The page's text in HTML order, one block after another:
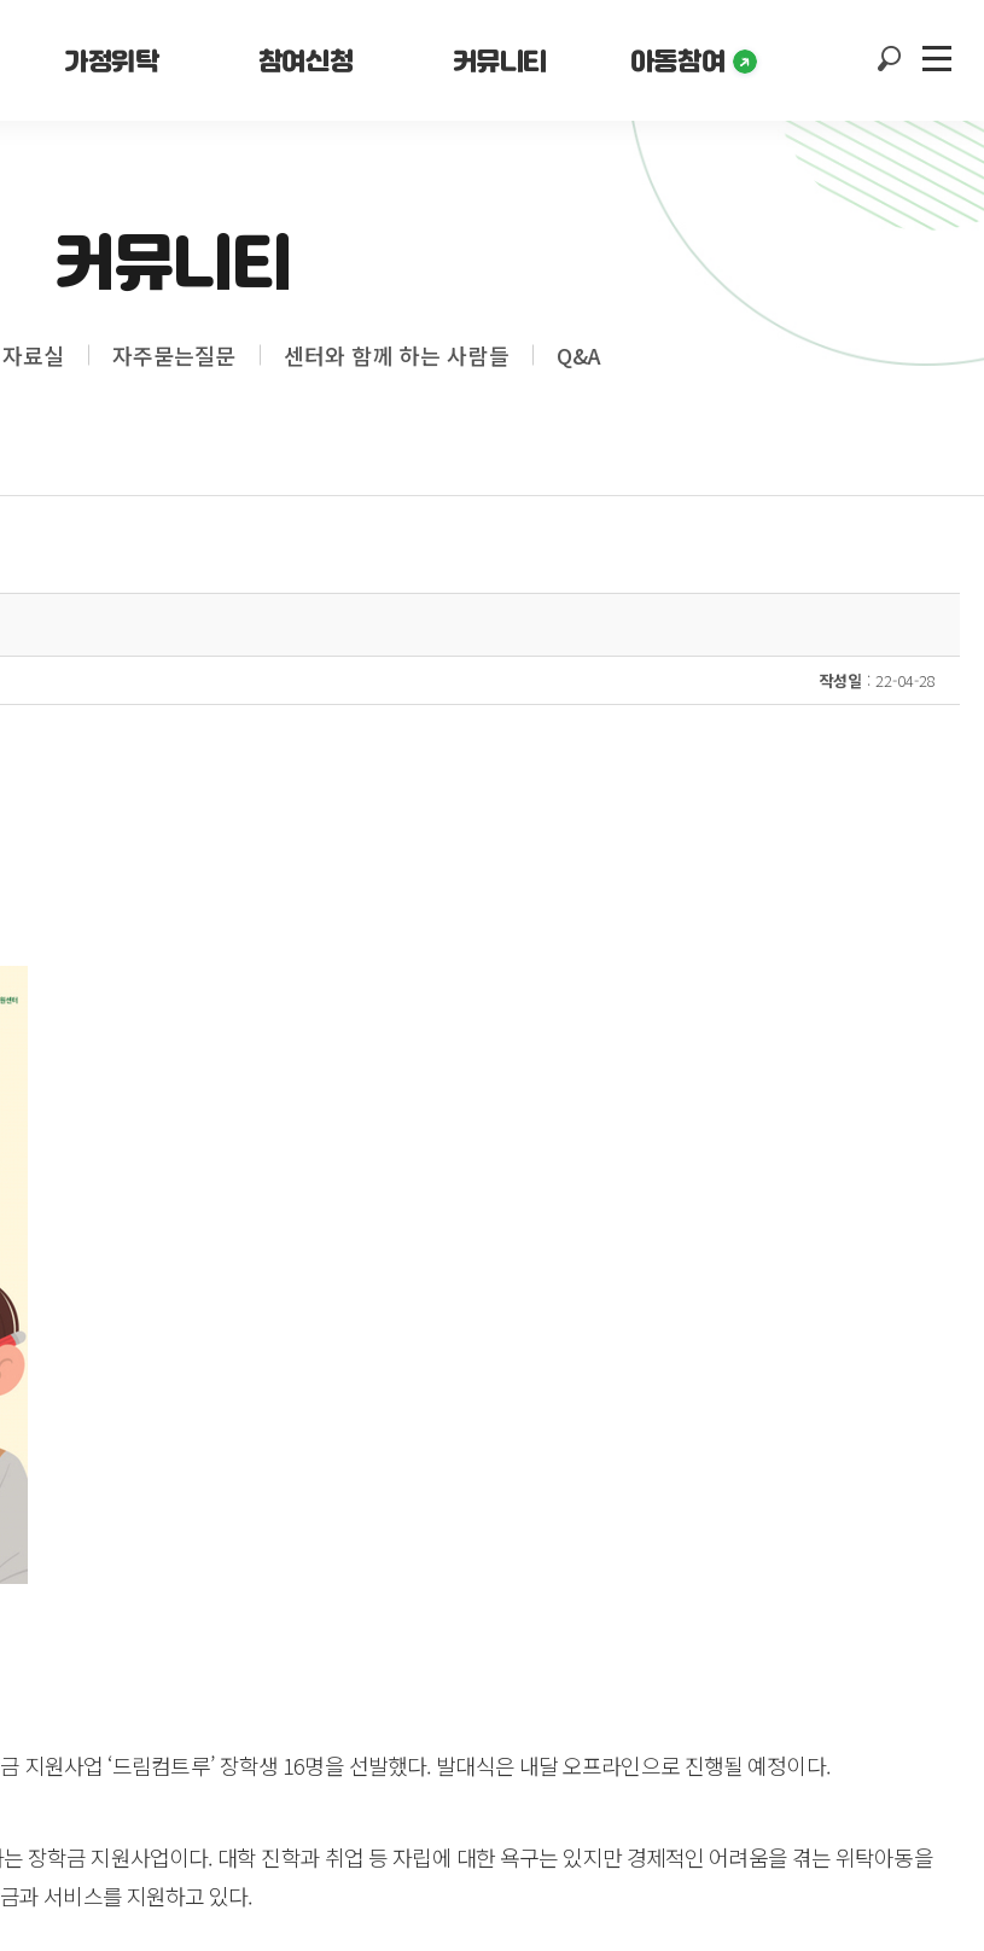
가정위탁 참여신청 커뮤니티 아동참여
커뮤니티
자료실 자주묻는질문 센터와 함께 하는 사람들 Q&A
작성일 : 22-04-28
원사업 ‘드림컴트루’ 장학생 16명을 선발했다. 발대식은 내달 오프라인으로 진행될 예정이다.
장학금 지원사업이다. 대학 진학과 취업 등 자립에 대한 욕구는 있지만 경제적인 어려움을 겪는 위탁아동을
과 서비스를 지원하고 있다.